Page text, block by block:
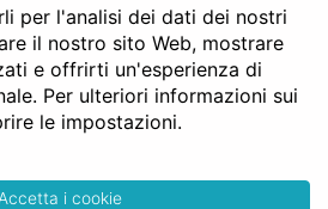
spesso un po’ di
prendersi quel po’ di
soprattutto quando si
così importanti –
scelta del Notaio è
per l'analisi dei dati dei nostri
il nostro sito Web, mostrare
e offrirti un'esperienza di
Per ulteriori informazioni sui
le impostazioni.
Accetta i cookie